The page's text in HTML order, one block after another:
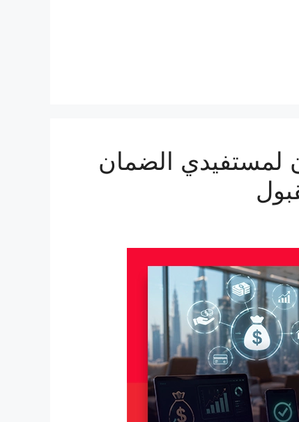
الضمان